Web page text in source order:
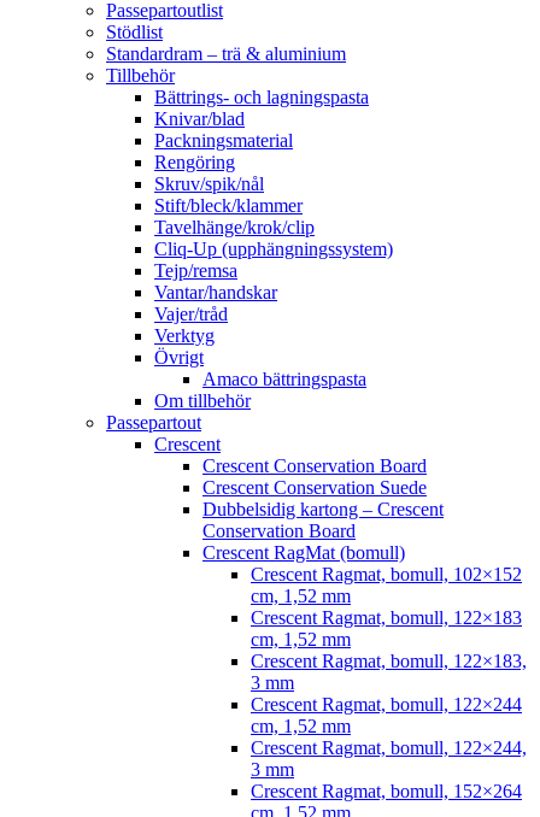
Passepartoutlist
Stödlist
Standardram – trä & aluminium
Tillbehör
Bättrings- och lagningspasta
Knivar/blad
Packningsmaterial
Rengöring
Skruv/spik/nål
Stift/bleck/klammer
Tavelhänge/krok/clip
Cliq-Up (upphängningssystem)
Tejp/remsa
Vantar/handskar
Vajer/tråd
Verktyg
Övrigt
Amaco bättringspasta
Om tillbehör
Passepartout
Crescent
Crescent Conservation Board
Crescent Conservation Suede
Dubbelsidig kartong – Crescent
Conservation Board
Crescent RagMat (bomull)
Crescent Ragmat, bomull, 102×152
cm, 1,52 mm
Crescent Ragmat, bomull, 122×183
cm, 1,52 mm
Crescent Ragmat, bomull, 122×183,
3 mm
Crescent Ragmat, bomull, 122×244
cm, 1,52 mm
Crescent Ragmat, bomull, 122×244,
3 mm
Crescent Ragmat, bomull, 152×264
cm, 1,52 mm